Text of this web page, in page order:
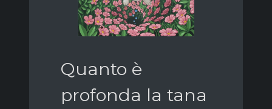
Quanto è
profonda la tana